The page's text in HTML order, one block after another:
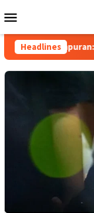
to
Menu
HeadlinesPBB Soroti